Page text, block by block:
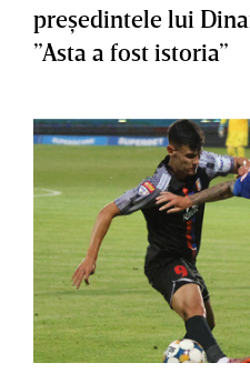
preşedintele lui
”Asta a fost istoria”